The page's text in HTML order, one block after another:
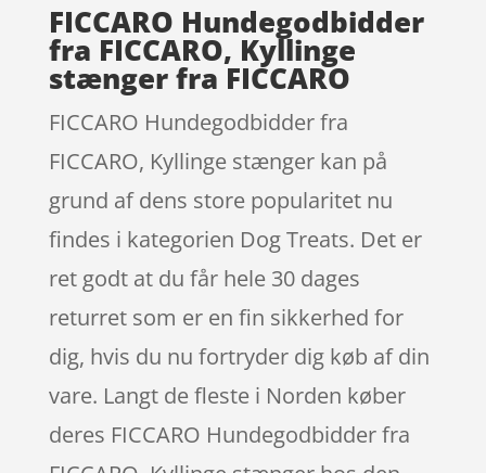
FICCARO Hundegodbidder
fra FICCARO, Kyllinge
stænger fra FICCARO
FICCARO Hundegodbidder fra
FICCARO, Kyllinge stænger kan på
grund af dens store popularitet nu
findes i kategorien Dog Treats. Det er
ret godt at du får hele 30 dages
returret som er en fin sikkerhed for
dig, hvis du nu fortryder dig køb af din
vare. Langt de fleste i Norden køber
deres FICCARO Hundegodbidder fra